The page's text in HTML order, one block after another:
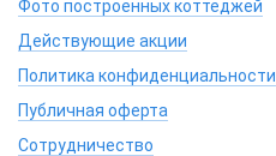
Фото построенных коттеджей
Действующие акции
Политика конфиденциальности
Публичная оферта
Сотрудничество